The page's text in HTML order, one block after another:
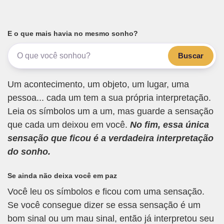
E o que mais havia no mesmo sonho?
Buscar
Um acontecimento, um objeto, um lugar, uma
pessoa... cada um tem a sua própria interpretação.
Leia os símbolos um a um, mas guarde a sensação
que cada um deixou em você. No fim, essa única
sensação que ficou é a verdadeira interpretação
do sonho.
Se ainda não deixa você em paz
Você leu os símbolos e ficou com uma sensação.
Se você consegue dizer se essa sensação é um
bom sinal ou um mau sinal, então já interpretou seu